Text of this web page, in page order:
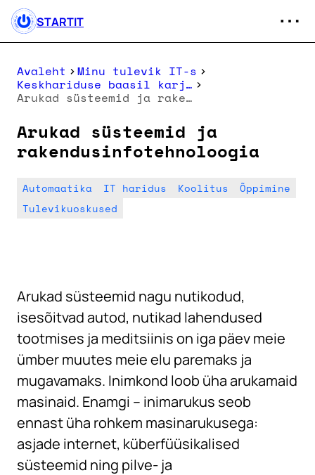
STARTIT
Avaleht Minu tulevik IT-s
Keskhariduse baasil karjäärisuunad
Arukad süsteemid ja rakendusinfotehnoloogia
Arukad süsteemid ja
rakendusinfotehnoloogia
Automaatika IT haridus Koolitus
Õppimine
Tulevikuoskused
Arukad süsteemid nagu nutikodud,
isesõitvad autod, nutikad lahendused
tootmises ja meditsiinis on iga päev meie
ümber muutes meie elu paremaks ja
mugavamaks. Inimkond loob üha arukamaid
masinaid. Enamgi – inimarukus seob
ennast üha rohkem masinarukusega:
asjade internet, küberfüüsikalised
süsteemid ning pilve- ja